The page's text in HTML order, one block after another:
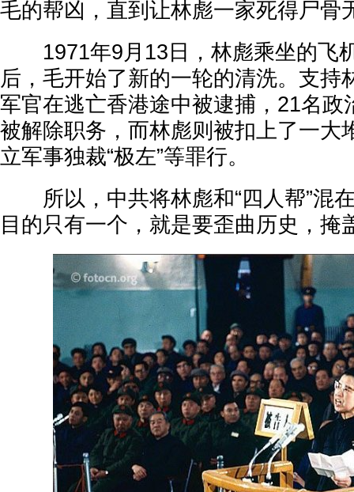
毛的帮凶，直到让林彪一家死得尸骨
1971年9月13日，林彪乘坐的飞
后，毛开始了新的一轮的清洗。支持
军官在逃亡香港途中被逮捕，21名政
被解除职务，而林彪则被扣上了一大
立军事独裁“极左”等罪行。
所以，中共将林彪和“四人帮”混
目的只有一个，就是要歪曲历史，掩